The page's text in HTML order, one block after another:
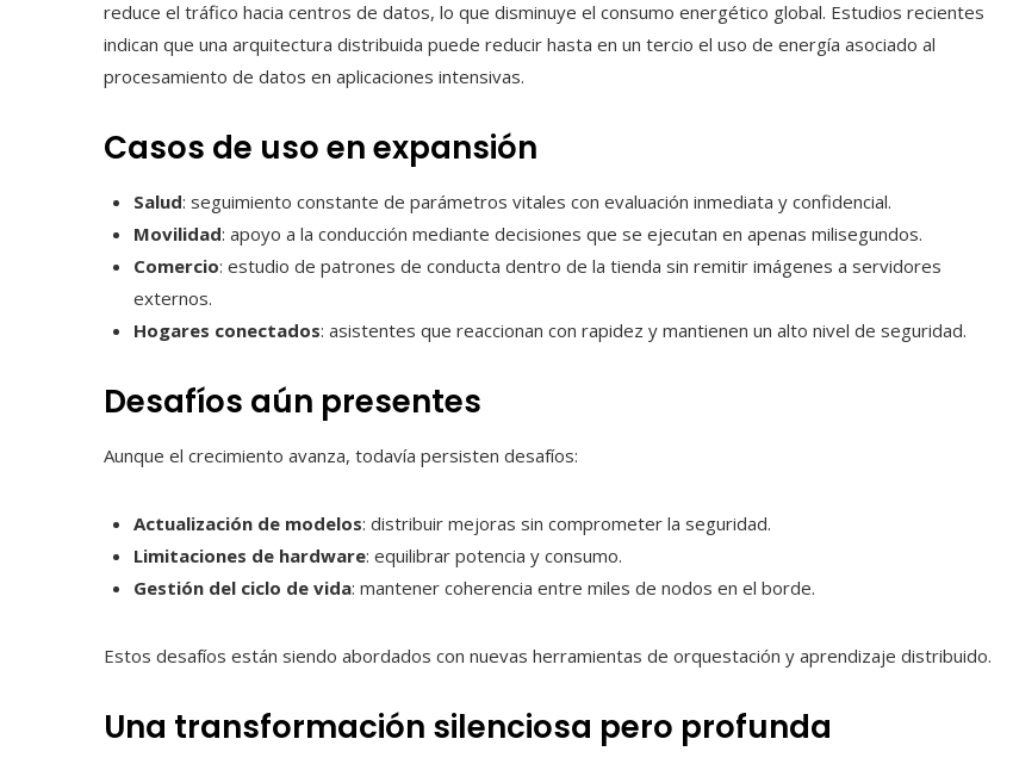
reduce el tráfico hacia centros de datos, lo que disminuye el consumo energético global. Estudios recientes
indican que una arquitectura distribuida puede reducir hasta en un tercio el uso de energía asociado al
procesamiento de datos en aplicaciones intensivas.
Casos de uso en expansión
Salud: seguimiento constante de parámetros vitales con evaluación inmediata y confidencial.
Movilidad: apoyo a la conducción mediante decisiones que se ejecutan en apenas milisegundos.
Comercio: estudio de patrones de conducta dentro de la tienda sin remitir imágenes a servidores
externos.
Hogares conectados: asistentes que reaccionan con rapidez y mantienen un alto nivel de seguridad.
Desafíos aún presentes
Aunque el crecimiento avanza, todavía persisten desafíos:
Actualización de modelos: distribuir mejoras sin comprometer la seguridad.
Limitaciones de hardware: equilibrar potencia y consumo.
Gestión del ciclo de vida: mantener coherencia entre miles de nodos en el borde.
Estos desafíos están siendo abordados con nuevas herramientas de orquestación y aprendizaje distribuido.
Una transformación silenciosa pero profunda